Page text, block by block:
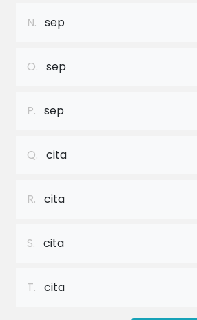
N. sep
O. sep
P. sep
Q. cita
R. cita
S. cita
T. cita